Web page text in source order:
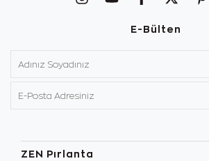
E-Bülten
ZEN Pırlanta